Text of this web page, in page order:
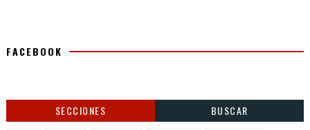
FACEBOOK
SECCIONES BUSCAR